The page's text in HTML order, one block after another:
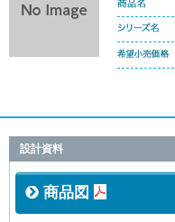
設計資料
商品図